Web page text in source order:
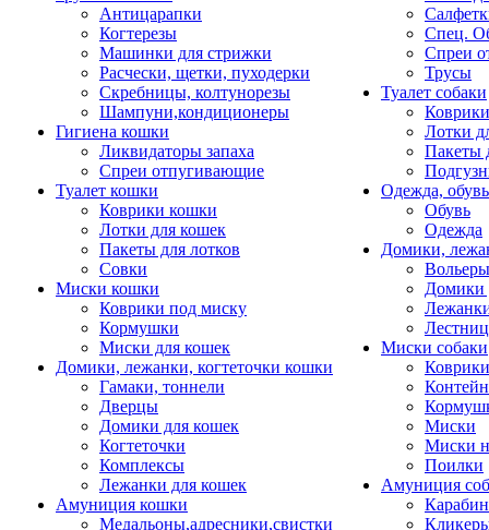
Антицарапки
Когтерезы
Машинки для стрижки
Расчески, щетки, пуходерки
Скребницы, колтунорезы
Шампуни,кондиционеры
Гигиена кошки
Ликвидаторы запаха
Спреи отпугивающие
Туалет кошки
Коврики кошки
Лотки для кошек
Пакеты для лотков
Совки
Миски кошки
Коврики под миску
Кормушки
Миски для кошек
Домики, лежанки, когтеточки кошки
Гамаки, тоннели
Дверцы
Домики для кошек
Когтеточки
Комплексы
Лежанки для кошек
Амуниция кошки
Медальоны,адресники,свистки
Спец.
Спреи
Трусы
Туалет собаки
Коврики
Лотки
Пакеты
Одежда, обувь
Обувь
Одежда
Домики,
Домики
Миски собаки
Миски
Миски
Поилки
Амуниция